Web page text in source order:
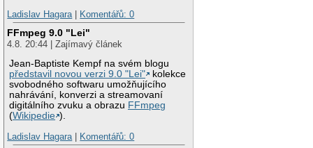
Ladislav Hagara| Komentářů: 0
FFmpeg 9.0 "Lei"
4.8. 20:44 | Zajímavý článek
Jean-Baptiste Kempf na svém blogu
představil novou verzi 9.0 "Lei"
kolekce
svobodného softwaru umožňujícího
nahrávání, konverzi a streamovaní
digitálního zvuku a obrazu FFmpeg
(Wikipedie ).
Ladislav Hagara| Komentářů: 0